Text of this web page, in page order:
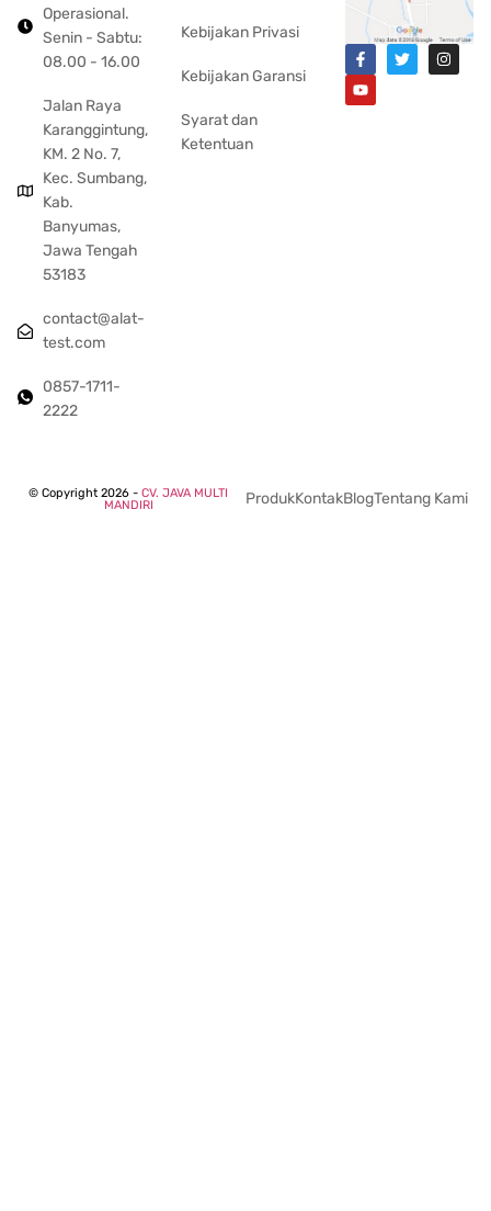
Operasional.
Senin - Sabtu:
08.00 - 16.00
Jalan Raya
Karanggintung,
KM. 2 No. 7,
Kec. Sumbang,
Kab.
Banyumas,
Jawa Tengah
53183
contact@alat-
test.com
0857-1711-
2222
Kebijakan Privasi
Kebijakan Garansi
Syarat dan
Ketentuan
© Copyright 2026 - CV. JAVA MULTI
MANDIRI
ProdukKontakBlogTentang Kami